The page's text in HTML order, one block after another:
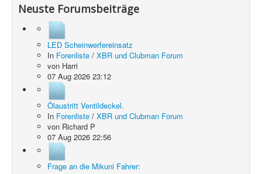
Neuste Forumsbeiträge
LED Scheinwerfereinsatz
In Forenliste / XBR und Clubman Forum
von Harri
07 Aug 2026 23:12
Ölaustritt Ventildeckel.
In Forenliste / XBR und Clubman Forum
von Richard P
07 Aug 2026 22:56
Frage an die Mikuni Fahrer: